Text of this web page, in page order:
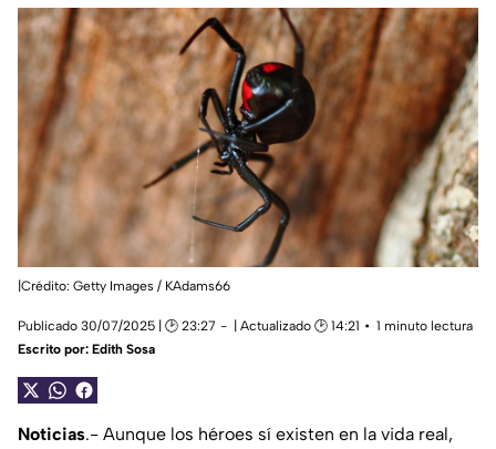
|Crédito: Getty Images / KAdams66
Publicado 30/07/2025 | 🕑 23:27 | Actualizado 🕑 14:21
1 minuto lectura
Escrito por: Edith Sosa
Noticias.- Aunque los héroes sí existen en la vida real,